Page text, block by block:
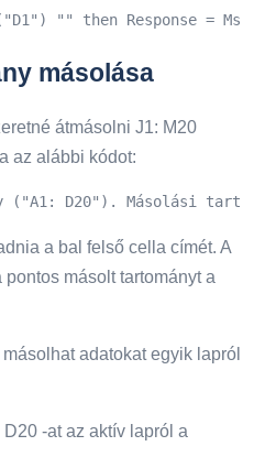
"" then Response =
másolása
átmásolni J1: M20
az alábbi kódot:
("A1: D20"). Másolási
a bal felső cella címét. A
másolt tartományt a
adatokat egyik lapról
-at az aktív lapról a